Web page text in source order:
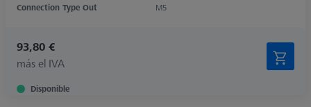
Connection Type Out
M5
93,80 €
más el IVA
Disponible